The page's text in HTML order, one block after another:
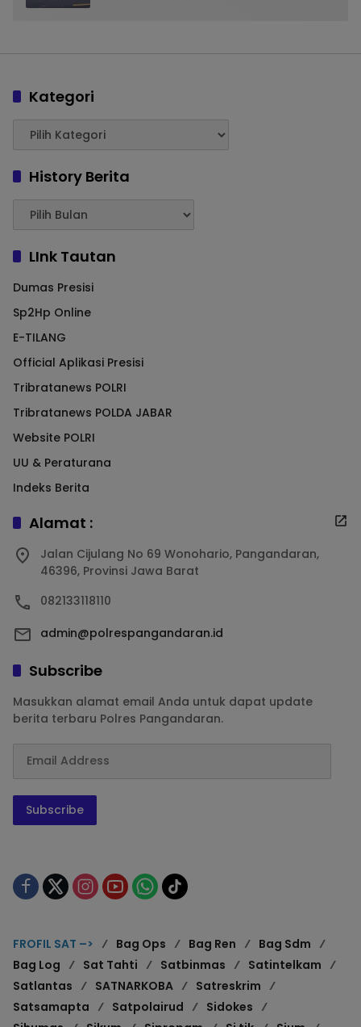
Kategori
History Berita
LInk Tautan
Dumas Presisi
Sp2Hp Online
E-TILANG
Official Aplikasi Presisi
Tribratanews POLRI
Tribratanews POLDA JABAR
Website POLRI
UU & Peraturana
Indeks Berita
Alamat :
Jalan Cijulang No 69 Wonohario, Pangandaran,
46396, Provinsi Jawa Barat
082133118110
admin@polrespangandaran.id
Subscribe
Masukkan alamat email Anda untuk dapat update
berita terbaru Polres Pangandaran.
Subscribe
FROFIL SAT –> Bag Ops Bag Ren
Bag Sdm
Bag Log
Sat Tahti Satbinmas
Satintelkam
Satlantas
SATNARKOBA
Satreskrim
Satsamapta
Satpolairud
Sidokes